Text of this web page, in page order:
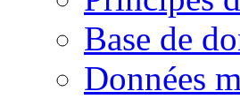
Base de
Données